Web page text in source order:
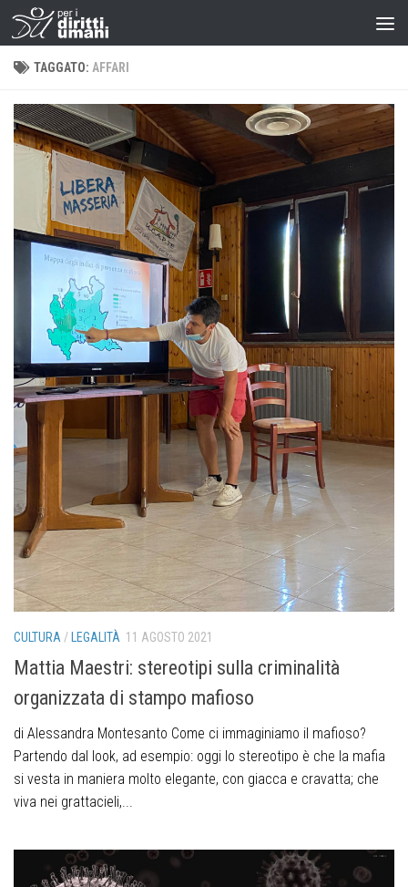
TAGGATO: AFFARI
CULTURA/ LEGALITÀ 11 AGOSTO 2021
Mattia Maestri: stereotipi sulla criminalità
organizzata di stampo mafioso
di Alessandra Montesanto Come ci immaginiamo il mafioso?
Partendo dal look, ad esempio: oggi lo stereotipo è che la mafia
si vesta in maniera molto elegante, con giacca e cravatta; che
viva nei grattacieli,...